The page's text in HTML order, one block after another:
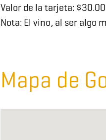
Valor de la tarjeta:
Nota: El vino, al ser algo
Mapa de